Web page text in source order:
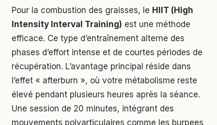
Pour la combustion des graisses, le HIIT (High
Intensity Interval Training) est une méthode
efficace. Ce type d’entraînement alterne des
phases d’effort intense et de courtes périodes de
récupération. L’avantage principal réside dans
l’effet « afterburn », où votre métabolisme reste
élevé pendant plusieurs heures après la séance.
Une session de 20 minutes, intégrant des
mouvements polyarticulaires comme les burpees